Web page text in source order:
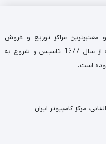
و معتبرترین مراکز توزیع و فروش
محصولات کامپیوتری در ایران است که از سال 1377 تاسیس و شروع به
مرکز کامپیوتر ایران